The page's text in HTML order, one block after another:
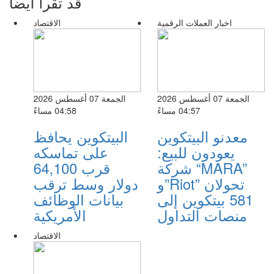
الاقتصاد
الجمعة 07 أغسطس 2026
04:58 مساءً
البيتكوين يحافظ
على تماسكه
قرب 64,100
دولار وسط ترقب
بيانات الوظائف
الأمريكية
اخبار العملات الرقمية
الجمعة 07 أغسطس 2026
04:57 مساءً
معدنو البيتكوين
يعودون للبيع:
شركة “MARA”
و”Riot” تحولان
581 بيتكوين إلى
منصات التداول
الاقتصاد